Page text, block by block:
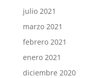
julio 2021
marzo 2021
febrero 2021
enero 2021
diciembre 2020